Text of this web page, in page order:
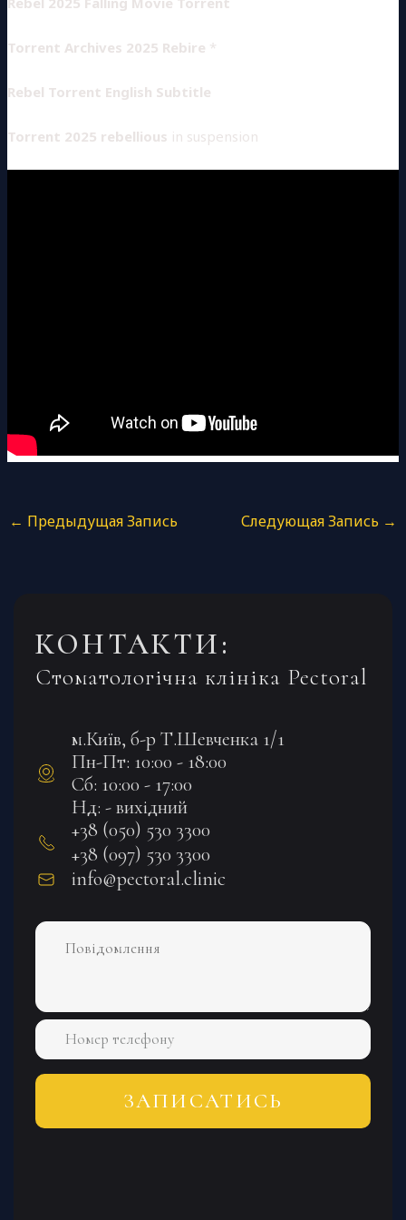
Torrent Archives 2025 Rebire *
Rebel Torrent English Subtitle
Torrent 2025 rebellious in suspension
← Предыдущая Запись Следующая Запись →
КОНТАКТИ:
Стоматологічна клініка Pectoral
м.Київ, б-р Т.Шевченка 1/1
Пн-Пт: 10:00 - 18:00
Сб: 10:00 - 17:00
Нд: - вихідний
+38 (050) 530 3300
+38 (097) 530 3300
info@pectoral.clinic